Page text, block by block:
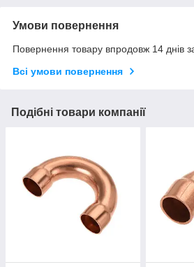
Умови повернення
Повернення товару впродовж 14 днів
Всі умови повернення
Подібні товари компанії